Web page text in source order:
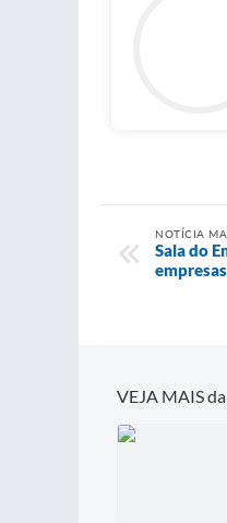
NOTÍCIA
Sala do
empresas
VEJA MAIS